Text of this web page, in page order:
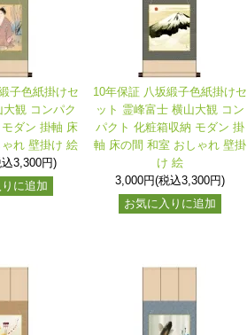
子色紙掛けセ
観 コンパク
ダン 掛軸 床
れ 壁掛け 絵
3,300円)
に追加
10年保証 八坂緞子色紙掛けセ
ット 霊峰富士 横山大観 コン
パクト 化粧箱収納 モダン 掛
軸 床の間 和室 おしゃれ 壁掛
け 絵
3,000円(税込3,300円)
お気に入りに追加